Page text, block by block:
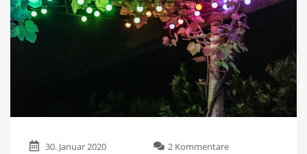
30. Januar 2020 2 Kommentarezu